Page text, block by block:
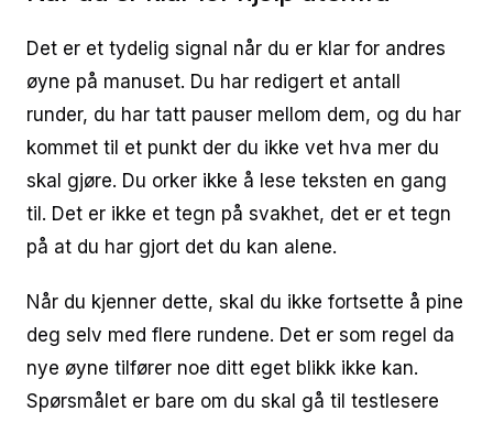
Det er et tydelig signal når du er klar for andres
øyne på manuset. Du har redigert et antall
runder, du har tatt pauser mellom dem, og du har
kommet til et punkt der du ikke vet hva mer du
skal gjøre. Du orker ikke å lese teksten en gang
til. Det er ikke et tegn på svakhet, det er et tegn
på at du har gjort det du kan alene.
Når du kjenner dette, skal du ikke fortsette å pine
deg selv med flere rundene. Det er som regel da
nye øyne tilfører noe ditt eget blikk ikke kan.
Spørsmålet er bare om du skal gå til testlesere